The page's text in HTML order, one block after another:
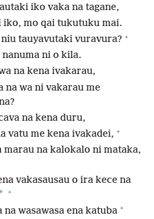
iko vaka na tagane,
iko, mo qai tukutuku mai.
tauyavutaki vuravura? +
ni o kila.
na kena ivakarau,
na wa ni vakarau me
na kena duru,
vatu me kena ivakadei, +
marau na kalokalo ni mataka,
vakasausau o ira kece na
* +
na wasawasa ena katuba +